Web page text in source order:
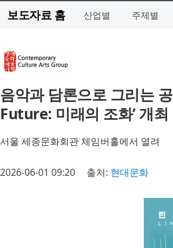
보도자료 홈 산업별 주제별
음악과 담론으로 그리는
Future: 미래의 조화’ 개최
서울 세종문화회관 체임버홀에서 열려
2026-06-01 09:20 출처: 현대문화